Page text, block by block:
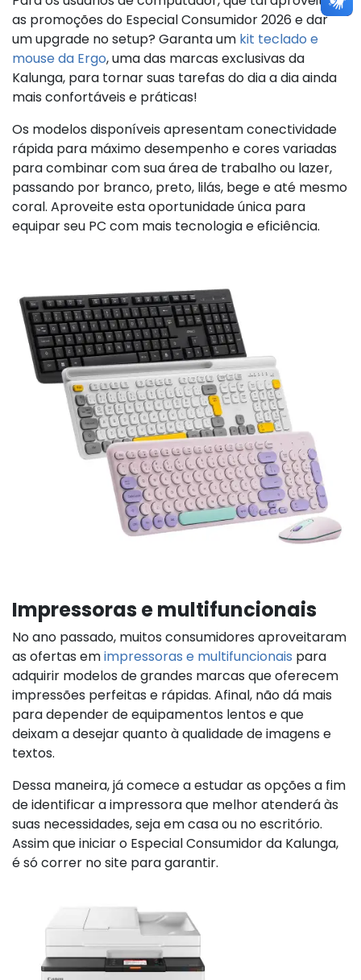
as promoções do Especial Consumidor 2026 e dar
um upgrade no setup? Garanta um kit teclado e
mouse da Ergo, uma das marcas exclusivas da
Kalunga, para tornar suas tarefas do dia a dia ainda
mais confortáveis e práticas!
Os modelos disponíveis apresentam conectividade
rápida para máximo desempenho e cores variadas
para combinar com sua área de trabalho ou lazer,
passando por branco, preto, lilás, bege e até mesmo
coral. Aproveite esta oportunidade única para
equipar seu PC com mais tecnologia e eficiência.
Impressoras e multifuncionais
No ano passado, muitos consumidores aproveitaram
as ofertas emimpressoras e multifuncionais para
adquirir modelos de grandes marcas que oferecem
impressões perfeitas e rápidas. Afinal, não dá mais
para depender de equipamentos lentos e que
deixam a desejar quanto à qualidade de imagens e
textos.
Dessa maneira, já comece a estudar as opções a fim
de identificar a impressora que melhor atenderá às
suas necessidades, seja em casa ou no escritório.
Assim que iniciar o Especial Consumidor da Kalunga,
é só correr no site para garantir.